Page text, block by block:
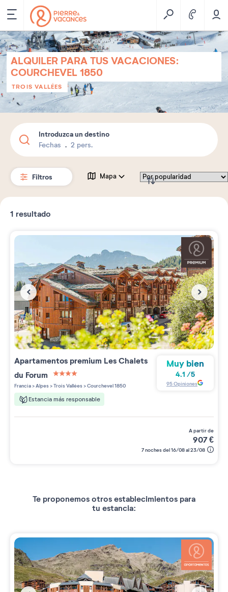
ALQUILER PARA TUS VACACIONES:
COURCHEVEL 1850
TROIS VALLÉES
Introduzca un destino
Fechas 2 pers.
Filtros Mapa
1 resultado
Apartamentos premium Les Chalets
du Forum
4 étoiles sur 5
Francia>Alpes>Trois Vallées>Courchevel 1850
Estancia más responsable
Muy bien
4.1 /5
95Opiniones
a partir de
907€
7 noches del 16/08 al 23/08
Te proponemos otros establecimientos para
tu estancia: